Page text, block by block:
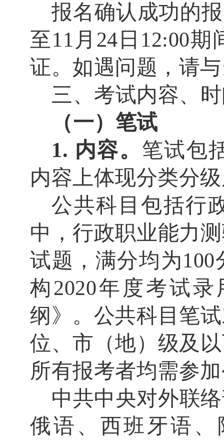
报名确认成功的
至11 月 24 日 12:00期
证。如遇问题，请
三、考试内容、
（一）笔试
1. 内容。 笔试包
内容上体现分类分
公共科目包括行
中，行政职业能力
试题，满分均为100
构2020年度考试录
纲》。 公共科目笔
位、市（地）级及
所有报考者均需参
中共中央对外联
俄语、西班牙语